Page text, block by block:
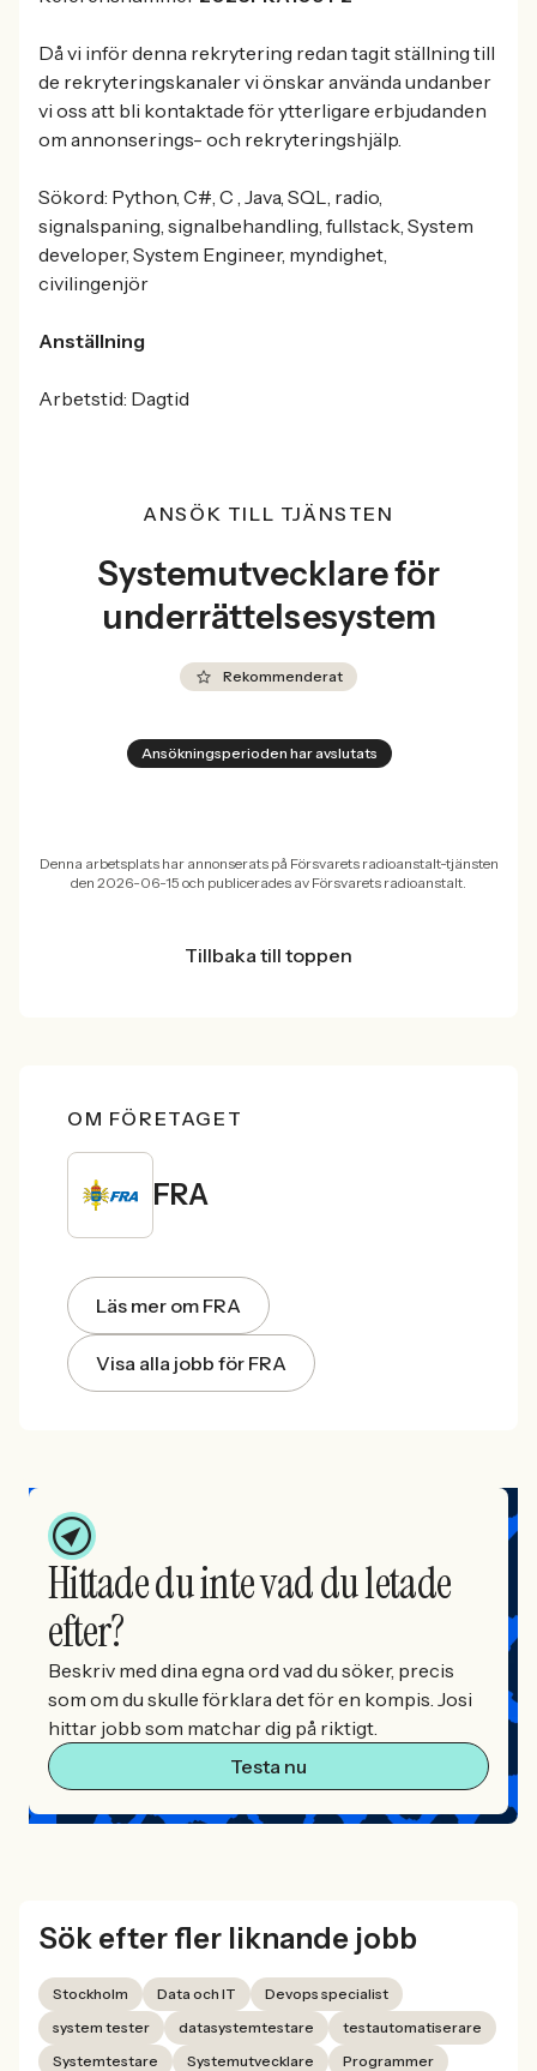
Då vi inför denna rekrytering redan tagit ställning till
de rekryteringskanaler vi önskar använda undanber
vi oss att bli kontaktade för ytterligare erbjudanden
om annonserings- och rekryteringshjälp.
Sökord: Python, C#, C , Java, SQL, radio,
signalspaning, signalbehandling, fullstack, System
developer, System Engineer, myndighet,
civilingenjör
Anställning
Arbetstid: Dagtid
ANSÖK TILL TJÄNSTEN
Systemutvecklare för
underrättelsesystem
Rekommenderat
Ansökningsperioden har avslutats
Denna arbetsplats har annonserats på Försvarets radioanstalt-tjänsten
den 2026-06-15 och publicerades av Försvarets radioanstalt.
Tillbaka till toppen
OM FÖRETAGET
FRA
Läs mer om FRA
Visa alla jobb för FRA
Hittade du inte vad du letade
efter?
Beskriv med dina egna ord vad du söker, precis
som om du skulle förklara det för en kompis. Josi
hittar jobb som matchar dig på riktigt.
Testa nu
Sök efter fler liknande jobb
Stockholm Data och IT
Devops specialist
system tester
datasystemtestare
testautomatiserare
Systemtestare
Systemutvecklare
Programmer